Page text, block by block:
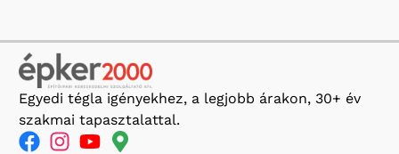
Egyedi tégla igényekhez, a legjobb árakon, 30+ év
szakmai tapasztalattal.